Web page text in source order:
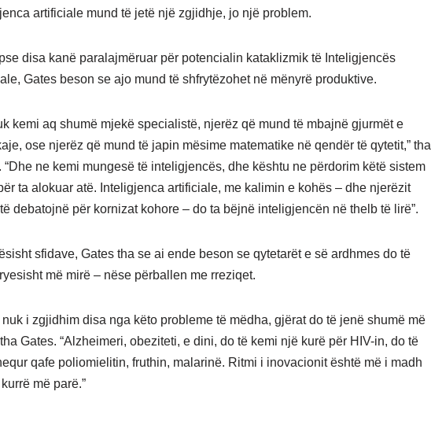
artificiale mund të jetë një zgjidhje, jo një problem.
disa kanë paralajmëruar për potencialin kataklizmik të Inteligjencës
Gates beson se ajo mund të shfrytëzohet në mënyrë produktive.
kemi aq shumë mjekë specialistë, njerëz që mund të mbajnë gjurmët e
ose njerëz që mund të japin mësime matematike në qendër të qytetit,” tha
“Dhe ne kemi mungesë të inteligjencës, dhe kështu ne përdorim këtë sistem
ta alokuar atë. Inteligjenca artificiale, me kalimin e kohës – dhe njerëzit
debatojnë për kornizat kohore – do ta bëjnë inteligjencën në thelb të lirë”.
sfidave, Gates tha se ai ende beson se qytetarët e së ardhmes do të
më mirë – nëse përballen me rreziqet.
nuk i zgjidhim disa nga këto probleme të mëdha, gjërat do të jenë shumë më
tha Gates. “Alzheimeri, obeziteti, e dini, do të kemi një kurë për HIV-in, do të
qafe poliomielitin, fruthin, malarinë. Ritmi i inovacionit është më i madh
më parë.”